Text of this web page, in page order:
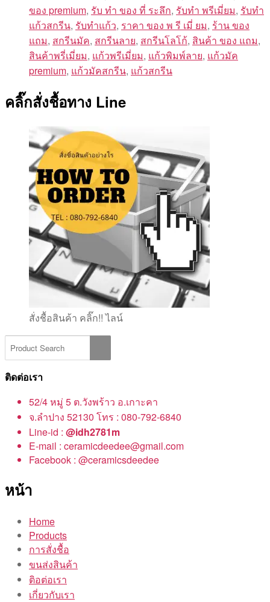
ของ premium, รับ ทํา ของ ที่ ระลึก, รับทำ พรีเมี่ยม, รับทำ
แก้วสกรีน, รับทำแก้ว, ราคา ของ พ รี เมี่ ยม, ร้าน ของ
แถม, สกรีนมัค, สกรีนลาย, สกรีนโลโก้, สินค้า ของ แถม,
สินค้าพรี่เมี่ยม, แก้วพรีเมี่ยม, แก้วพิมพ์ลาย, แก้วมัค
premium, แก้วมัคสกรีน, แก้วสกรีน
คลิ๊กสั่งชื้อทาง Line
สั่งชื้อสินค้า คลิ๊ก!! ไลน์
ติดต่อเรา
52/4 หมู่ 5 ต.วังพร้าว อ.เกาะคา
จ.ลำปาง 52130 โทร : 080-792-6840
Line-id : @idh2781m
E-mail : ceramicdeedee@gmail.com
Facebook : @ceramicsdeedee
หน้า
Home
Products
การสั่งชื้อ
ขนส่งสินค้า
ติอต่อเรา
เกี่ยวกับเรา